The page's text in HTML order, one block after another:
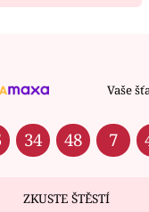
Vaše
34 48 7
ZKUSTE ŠTĚSTÍ